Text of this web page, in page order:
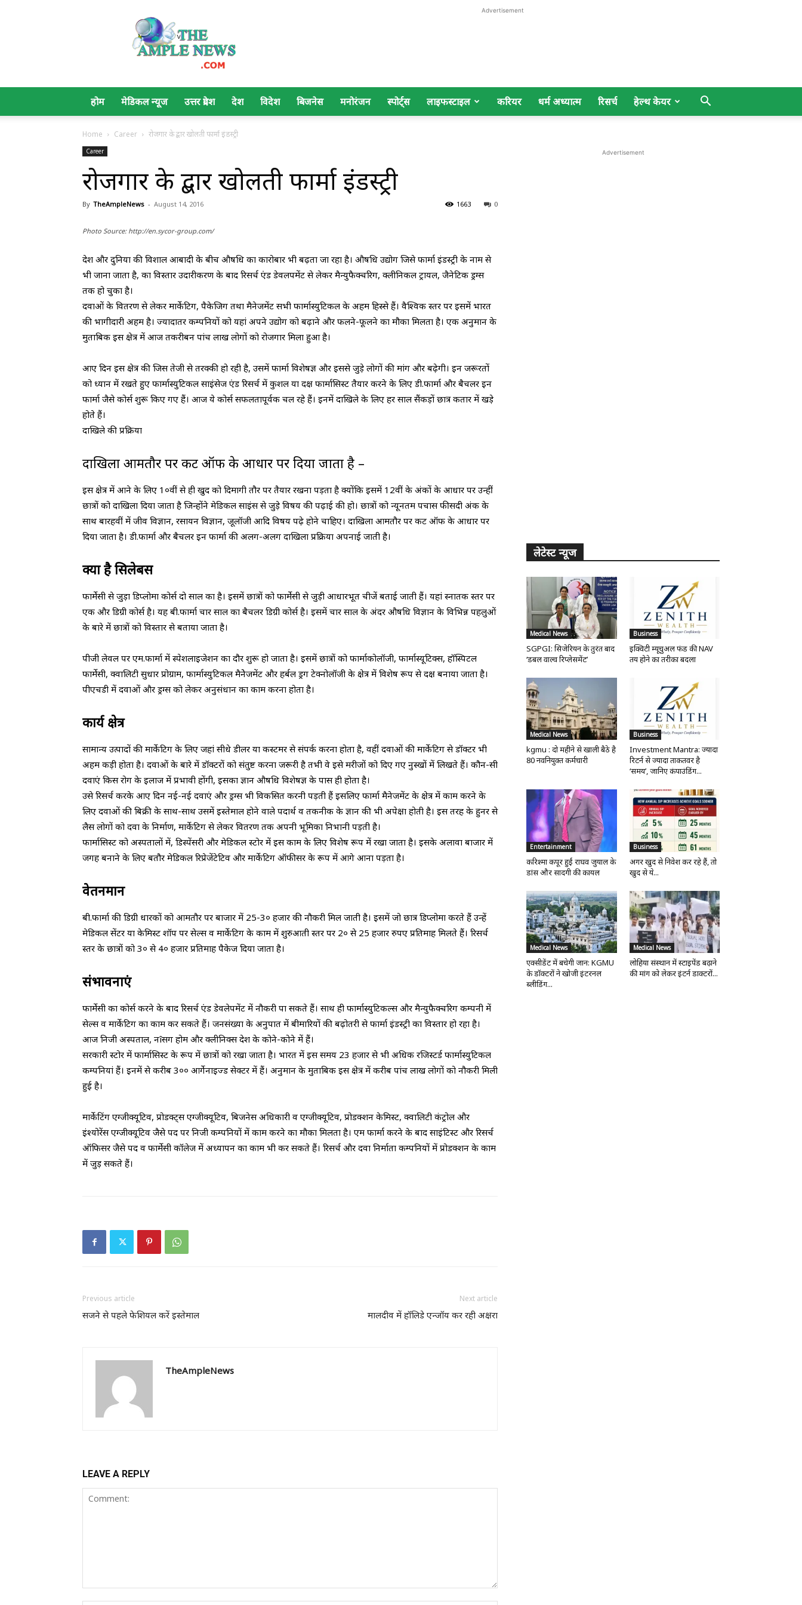
Ample
News
Advertisement
होम मेडिकल न्यूज उत्तर प्रदेश देश विदेश बिजनेस मनोरंजन स्पोर्ट्स लाइफस्टाइल करियर धर्म अध्यात्म रिसर्च हेल्थ केयर
Home Career रोजगार के द्बार खोलती फार्मा इंडस्ट्री
Career
रोजगार के द्बार खोलती फार्मा इंडस्ट्री
By TheAmpleNews - August 14, 2016 0
1663
Photo Source: http://en.sycor-group.com/
देश और दुनिया की विशाल आबादी के बीच औषधि का कारोबार भी बढ़ता जा रहा है। औषधि उद्योग जिसे फार्मा इंडस्ट्री के नाम से
भी जाना जाता है, का विस्तार उदारीकरण के बाद रिसर्च एंड डेवलपमेंट से लेकर मैन्युफैक्चरिग, क्लीनिकल ट्रायल, जैनेटिक ड्रग्स
तक हो चुका है।
दवाओं के वितरण से लेकर मार्केटिग, पैकेजिग तथा मैनेजमेंट सभी फार्मास्युटिकल के अहम हिस्से हैं। वैश्विक स्तर पर इसमें भारत
की भागीदारी अहम है। ज्यादातर कम्पनियों को यहां अपने उद्योग को बढ़ाने और फलने-फूलने का मौका मिलता है। एक अनुमान के
मुताबिक इस क्षेत्र में आज तकरीबन पांच लाख लोगों को रोजगार मिला हुआ है।
आए दिन इस क्षेत्र की जिस तेजी से तरक्की हो रही है, उसमें फार्मा विशेषज्ञ और इससे जुड़े लोगों की मांग और बढ़ेगी। इन जरूरतों
को ध्यान में रखते हुए फार्मास्युटिकल साइंसेज एंड रिसर्च में कुशल या दक्ष फार्मासिस्ट तैयार करने के लिए डी.फार्मा और बैचलर इन
फार्मा जैसे कोर्स शुरू किए गए हैं। आज ये कोर्स सफलतापूर्वक चल रहे हैं। इनमें दाखिले के लिए हर साल सैंकड़ों छात्र कतार में खड़े
होते हैं।
दाखिले की प्रक्रिया
दाखिला आमतौर पर कट ऑफ के आधार पर दिया जाता है –
इस क्षेत्र में आने के लिए 1०वीं से ही खुद को दिमागी तौर पर तैयार रखना पड़ता है क्योंकि इसमें 12वीं के अंकों के आधार पर उन्हीं
छात्रों को दाखिला दिया जाता है जिन्होंने मेडिकल साइंस से जुड़े विषय की पढ़ाई की हो। छात्रों को न्यूनतम पचास फीसदी अंक के
साथ बारहवीं में जीव विज्ञान, रसायन विज्ञान, जूलॉजी आदि विषय पढ़े होने चाहिए। दाखिला आमतौर पर कट ऑफ के आधार पर
दिया जाता है। डी.फार्मा और बैचलर इन फार्मा की अलग-अलग दाखिला प्रक्रिया अपनाई जाती है।
क्या है सिलेबस
फार्मेसी से जुड़ा डिप्लोमा कोर्स दो साल का है। इसमें छात्रों को फार्मेसी से जुड़ी आधारभूत चीजें बताई जाती हैं। यहां स्नातक स्तर पर
एक और डिग्री कोर्स है। यह बी.फार्मा चार साल का बैचलर डिग्री कोर्स है। इसमें चार साल के अंदर औषधि विज्ञान के विभिन्न पहलुओं
के बारे में छात्रों को विस्तार से बताया जाता है।
पीजी लेवल पर एम.फार्मा में स्पेशलाइजेशन का दौर शुरू हो जाता है। इसमें छात्रों को फार्माकोलॉजी, फार्मास्यूटिक्स, हॉस्पिटल
फार्मेसी, क्वालिटी सुधार प्रोग्राम, फार्मास्युटिकल मैनेेजमेंट और हर्बल ड्रग टेक्नोलॉजी के क्षेत्र में विशेष रूप से दक्ष बनाया जाता है।
पीएचडी में दवाओं और ड्रग्स को लेकर अनुसंधान का काम करना होता है।
कार्य क्षेत्र
सामान्य उत्पादों की मार्केटिग के लिए जहां सीधे डीलर या कस्टमर से संपर्क करना होता है, वहीं दवाओं की मार्केटिग से डॉक्टर भी
अहम कड़ी होता है। दवाओं के बारे में डॉक्टरों को संतुष्ट करना जरूरी है तभी वे इसे मरीजों को दिए गए नुस्खों में लिखते हैं। कौन-सी
दवाएं किस रोग के इलाज में प्रभावी होंगी, इसका ज्ञान औषधि विशेषज्ञ के पास ही होता है।
उसे रिसर्च करके आए दिन नई-नई दवाएं और ड्रग्स भी विकसित करनी पड़ती हैं इसलिए फार्मा मैनेजमेंट के क्षेत्र में काम करने के
लिए दवाओं की बिक्री के साथ-साथ उसमें इस्तेमाल होने वाले पदार्थ व तकनीक के ज्ञान की भी अपेक्षा होती है। इस तरह के हुनर से
लैस लोगों को दवा के निर्माण, मार्केटिग से लेकर वितरण तक अपनी भूमिका निभानी पड़ती है।
फार्मासिस्ट को अस्पतालों में, डिस्पेंसरी और मेडिकल स्टोर में इस काम के लिए विशेष रूप में रखा जाता है। इसके अलावा बाजार में
जगह बनाने के लिए बतौर मेडिकल रिप्रेजेंटेटिव और मार्केटिग ऑफीसर के रूप में आगे आना पड़ता है।
वेतनमान
बी.फार्मा की डिग्री धारकों को आमतौर पर बाजार में 25-3० हजार की नौकरी मिल जाती है। इसमें जो छात्र डिप्लोमा करते हैं उन्हें
मेडिकल सेंटर या केमिस्ट शॉप पर सेल्स व मार्केटिग के काम में शुरुआती स्तर पर 2० से 25 हजार रुपए प्रतिमाह मिलते हैं। रिसर्च
स्तर के छात्रों को 3० से 4० हजार प्रतिमाह पैकेज दिया जाता है।
संभावनाएं
फार्मेसी का कोर्स करने के बाद रिसर्च एंड डेवलेपमेंट में नौकरी पा सकते हैं। साथ ही फार्मास्युटिकल्स और मैन्युफैक्चरिग कम्पनी में
सेल्स व मार्केटिग का काम कर सकते हैं। जनसंख्या के अनुपात में बीमारियों की बढ़ोतरी से फार्मा इंडस्ट्री का विस्तार हो रहा है।
आज निजी अस्पताल, नîसग होम और क्लीनिक्स देश के कोने-कोने में हैं।
सरकारी स्टोर में फार्मासिस्ट के रूप में छात्रों को रखा जाता है। भारत में इस समय 23 हजार से भी अधिक रजिस्टर्ड फार्मास्युटिकल
कम्पनियां हैं। इनमें से करीब 3०० आर्गेनाइज्ड सेक्टर में हैं। अनुमान के मुताबिक इस क्षेत्र में करीब पांच लाख लोगों को नौकरी मिली
हुई है।
मार्केटिंग एग्जीक्यूटिव, प्रोडक्ट्स एग्जीक्यूटिव, बिजनेस अधिकारी व एग्जीक्यूटिव, प्रोडक्शन केमिस्ट, क्वालिटी कंट्रोल और
इंश्योरेंस एग्जीक्यूटिव जैसे पद पर निजी कम्पनियों में काम करने का मौका मिलता है। एम फार्मा करने के बाद साइंटिस्ट और रिसर्च
ऑफिसर जैसे पद व फार्मेसी कॉलेज में अध्यापन का काम भी कर सकते हैं। रिसर्च और दवा निर्माता कम्पनियों में प्रोडक्शन के काम
में जुड़ सकते हैं।
Previous article
सजने से पहले फेशियल करें इस्तेमाल
Next article
मालदीव में हॉलिडे एन्जॉय कर रही अक्षरा
TheAmpleNews
LEAVE A REPLY
Advertisement
लेटेस्ट न्यूज
Medical News
SGPGI: सिजेरियन के तुरंत बाद
‘डबल वाल्व रिप्लेसमेंट’
Business
इक्विटी म्यूचुअल फंड की NAV
तय होने का तरीका बदला
Medical News
kgmu : दो महीने से खाली बैठे है
80 नवनियुक्त कर्मचारी
Business
Investment Mantra: ज्यादा
रिटर्न से ज्यादा ताकतवर है
‘समय’, जानिए कंपाउंडिंग...
Entertainment
करिश्मा कपूर हुईं राघव जुयाल के
डांस और सादगी की कायल
Business
अगर खुद से निवेश कर रहे हैं, तो
खुद से ये...
Medical News
एक्सीडेंट में बचेगी जान: KGMU
के डॉक्टरों ने खोजी इंटरनल
ब्लीडिंग...
Medical News
लोहिया संस्थान में स्टाइपेंड बढ़ाने
की मांग को लेकर इंटर्न डाक्टरों...